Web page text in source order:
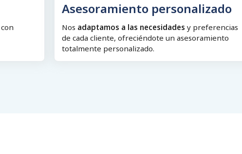
Asesoramiento personalizado
Nos adaptamos a las necesidades y preferencias
de cada cliente, ofreciéndote un asesoramiento
totalmente personalizado.